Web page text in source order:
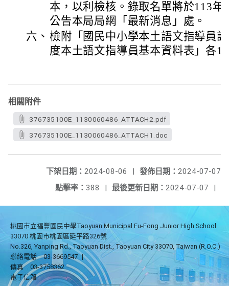
本，以利檢核。錄取名單將於113年
公告本局局網「最新消息」處。
六、 檢附「國民中小學本土語文指導員
度本土語文指導員基本資料表」各1
相關附件
376735100E_1130060486_ATTACH2.pdf
376735100E_1130060486_ATTACH1.doc
發佈日期： 2024-07-07
下架日期： 2024-08-06
|
最後更新日期： 2024-07-07 |
點擊率： 388 |
桃園市立福豐國民中學Taoyuan Municipal Fu-Fong Junior High School
33070 桃園市桃園區延平路326號
No.326, Yanping Rd., Taoyuan Dist., Taoyuan City 33070, Taiwan (R.O.C.)
聯絡電話
03-3669547 |
傳真
03-3758362
電子信箱